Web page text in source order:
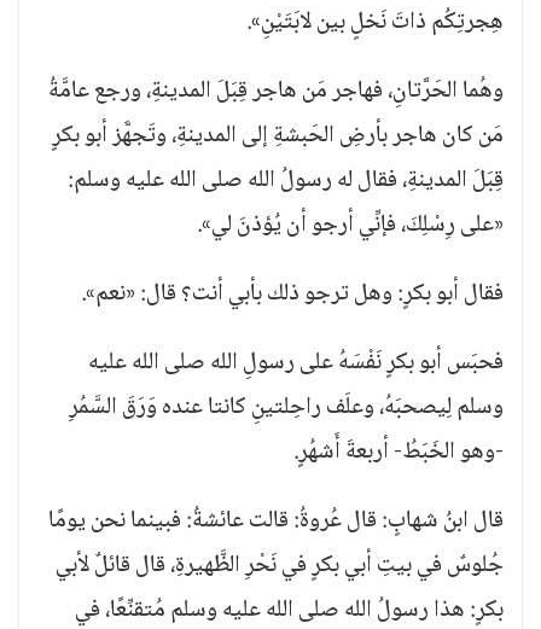
هِجرتِكُم ذاتَ نَخلٍ بين لابَتَيْنِ».
وهُما الحَرَّتانِ، فهاجر مَن هاجر قِبَلَ المدينةِ، ورجع عامَّةُ
مَن كان هاجر بأرضِ الحَبشةِ إلى المدينةِ، وتَجهَّز أبو بكرٍ
قِبَلَ المدينةِ، فقال له رسولُ الله صلى الله عليه وسلم:
«على رِسْلِكَ، فإنِّي أرجو أن يُؤذنَ لي».
فقال أبو بكرٍ: وهل ترجو ذلك بأبي أنت؟ قال: «نعم».
فحبَس أبو بكرٍ نَفْسَهُ على رسولِ الله صلى الله عليه
وسلم لِيصحبَهُ، وعلَف راحِلتينِ كانتا عنده وَرَقَ السَّمُرِ
-وهو الخَبَطُ- أربعةَ أَشهُرٍ.
قال ابنُ شهابٍ: قال عُروةُ: قالت عائشةُ: فبينما نحن يومًا
جُلوسٌ في بيتِ أبي بكرٍ في نَحْرِ الظَّهيرةِ، قال قائلٌ لأبي
بكرٍ: هذا رسولُ الله صلى الله عليه وسلم مُتقنِّعًا، في